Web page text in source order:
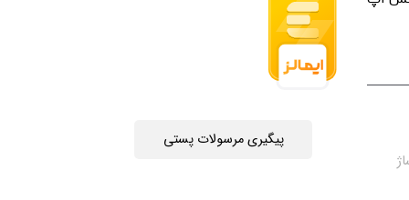
4 ، پاساژ
پیگیری مرسولات پستی